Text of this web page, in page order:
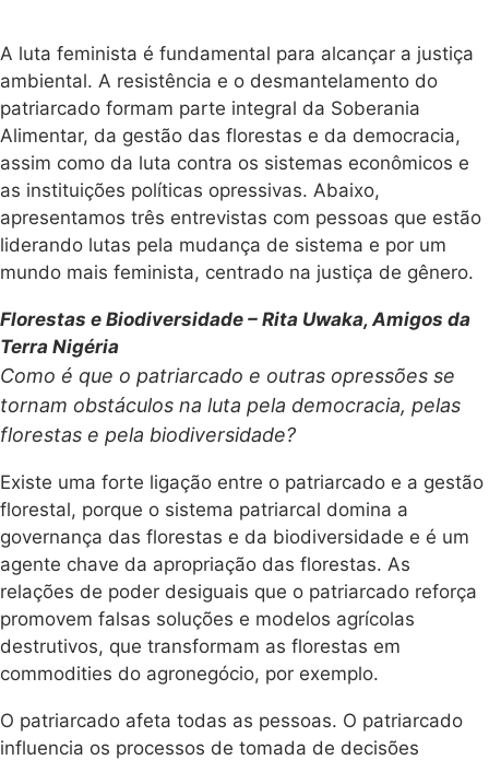
A luta feminista é fundamental para alcançar a justiça
ambiental. A resistência e o desmantelamento do
patriarcado formam parte integral da Soberania
Alimentar, da gestão das florestas e da democracia,
assim como da luta contra os sistemas econômicos e
as instituições políticas opressivas. Abaixo,
apresentamos três entrevistas com pessoas que estão
liderando lutas pela mudança de sistema e por um
mundo mais feminista, centrado na justiça de gênero.
Florestas e Biodiversidade – Rita Uwaka, Amigos da
Terra Nigéria
Como é que o patriarcado e outras opressões se
tornam obstáculos na luta pela democracia, pelas
florestas e pela biodiversidade?
Existe uma forte ligação entre o patriarcado e a gestão
florestal, porque o sistema patriarcal domina a
governança das florestas e da biodiversidade e é um
agente chave da apropriação das florestas. As
relações de poder desiguais que o patriarcado reforça
promovem falsas soluções e modelos agrícolas
destrutivos, que transformam as florestas em
commodities do agronegócio, por exemplo.
O patriarcado afeta todas as pessoas. O patriarcado
influencia os processos de tomada de decisões